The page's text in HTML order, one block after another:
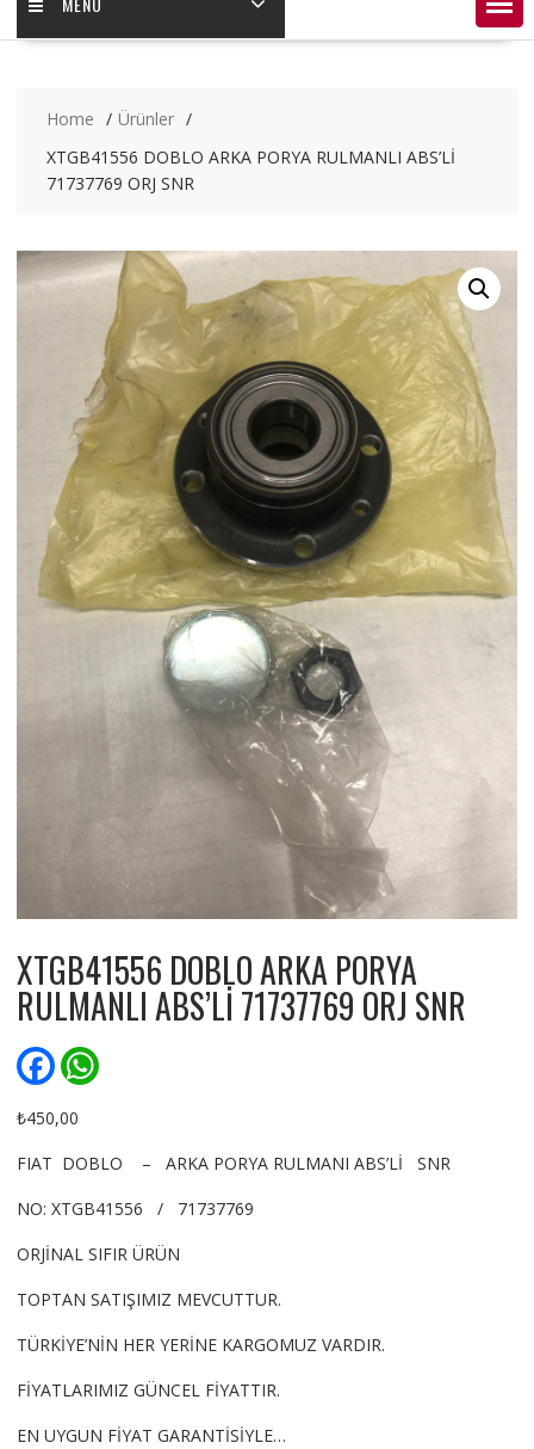
Home
Ürünler
XTGB41556 DOBLO ARKA PORYA RULMANLI ABS’Lİ
71737769 ORJ SNR
XTGB41556 DOBLO ARKA PORYA
RULMANLI ABS’Lİ 71737769 ORJ SNR
F
a
e
b
o
W
h
p
₺450,00
FIAT DOBLO – ARKA PORYA RULMANI ABS’Lİ SNR
NO: XTGB41556 / 71737769
ORJİNAL SIFIR ÜRÜN
TOPTAN SATIŞIMIZ MEVCUTTUR.
TÜRKİYE’NİN HER YERİNE KARGOMUZ VARDIR.
FİYATLARIMIZ GÜNCEL FİYATTIR.
EN UYGUN FİYAT GARANTİSİYLE…